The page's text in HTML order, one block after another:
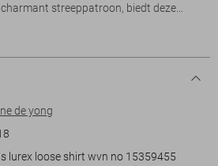
streeppatroon, biedt deze
uitstraling. De klassieke
blauwe tint maakt de blouse eenvoudig te
kleuren en stijlen, waardoor je
touch kunt geven aan je outfit.
kantoor gaat of een ontspannen dagje
voegt een dynamisch en modieus
de yong
lurex loose shirt wvn no 15359455